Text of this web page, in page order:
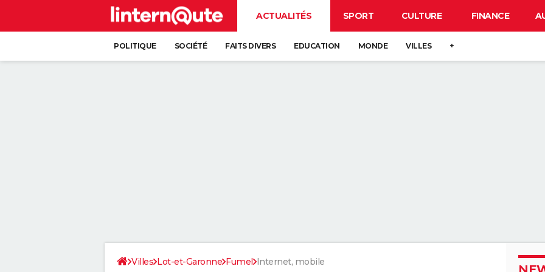
ACTUALITÉS SPORT CULTURE FINANCE
POLITIQUE SOCIÉTÉ FAITS DIVERS EDUCATION MONDE VILLES +
Villes Lot-et-Garonne Fumel Internet, mobile